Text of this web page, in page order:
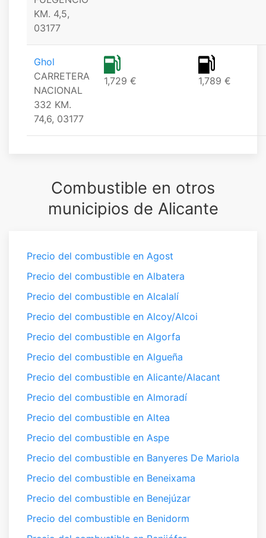
KM. 4,5,
03177
Ghol
CARRETERA
NACIONAL
332 KM.
74,6, 03177
1,729 € 1,789 €
Combustible en otros
municipios de Alicante
Precio del combustible en Agost
Precio del combustible en Albatera
Precio del combustible en Alcalalí
Precio del combustible en Alcoy/Alcoi
Precio del combustible en Algorfa
Precio del combustible en Algueña
Precio del combustible en Alicante/Alacant
Precio del combustible en Almoradí
Precio del combustible en Altea
Precio del combustible en Aspe
Precio del combustible en Banyeres De Mariola
Precio del combustible en Beneixama
Precio del combustible en Benejúzar
Precio del combustible en Benidorm